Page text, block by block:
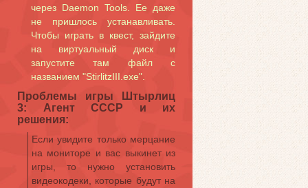
через Daemon Tools. Ее даже
не пришлось устанавливать.
Чтобы играть в квест, зайдите
на виртуальный диск и
запустите там файл с
названием "StirlitzIII.exe".
Проблемы игры Штырлиц
3: Агент СССР и их
решения:
Если увидите только мерцание
на мониторе и вас выкинет из
игры, то нужно установить
видеокодеки, которые будут на